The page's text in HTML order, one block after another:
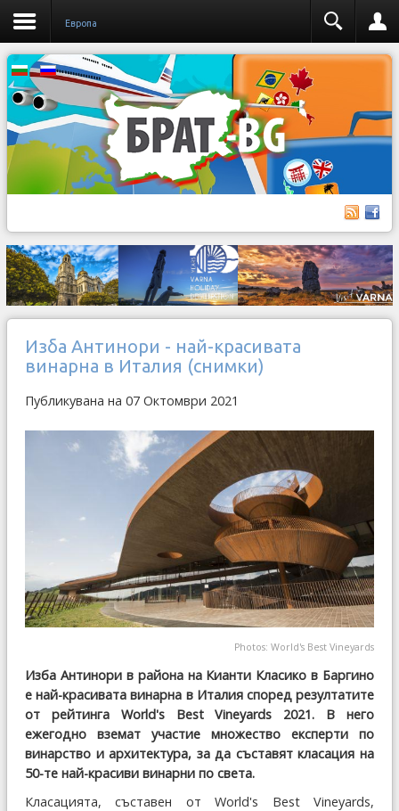
Европа
Изба Антинори - най-красивата
винарна в Италия (снимки)
Публикувана на 07 Октомври 2021
Photos: World's Best Vineyards
Изба Антинори в района на Кианти Класико в Баргино
е най-красивата винарна в Италия според резултатите
от рейтинга World's Best Vineyards 2021. В него
ежегодно вземат участие множество експерти по
винарство и архитектура, за да съставят класация на
50-те най-красиви винарни по света.
Класацията, съставен от World's Best Vineyards,